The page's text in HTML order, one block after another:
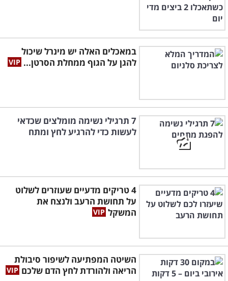
במאכלים האלה יש מינרל שיכול
להגן על הגוף ממחלת הסרטן...
7 תרגילי נשימה מומלצים שכדאי
לעשות כדי להרגיע לחץ ומתח
4 טריקים מדעיים שעוזרים לשלוט
על תחושת הרעב ולנצח את
המשקל
השיטה המפתיעה לשיפור סיבולת
הריאה ולהורדת לחץ הדם שלכם